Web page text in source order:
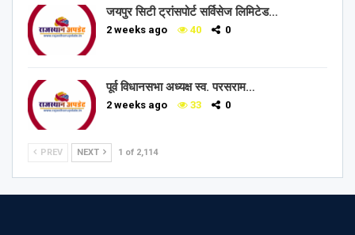
जयपुर सिटी ट्रांसपोर्ट सर्विसेज लिमिटेड…
2 weeks ago 40 0
पूर्व विधानसभा अध्यक्ष स्व. परसराम…
2 weeks ago 33 0
PREV NEXT 1 of 2,114